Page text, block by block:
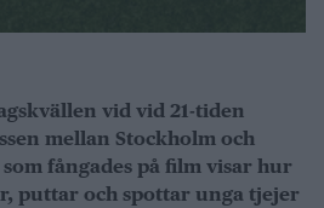
vid vid 21-tiden
mellan Stockholm och
fångades på film visar hur
puttar och spottar unga tjejer